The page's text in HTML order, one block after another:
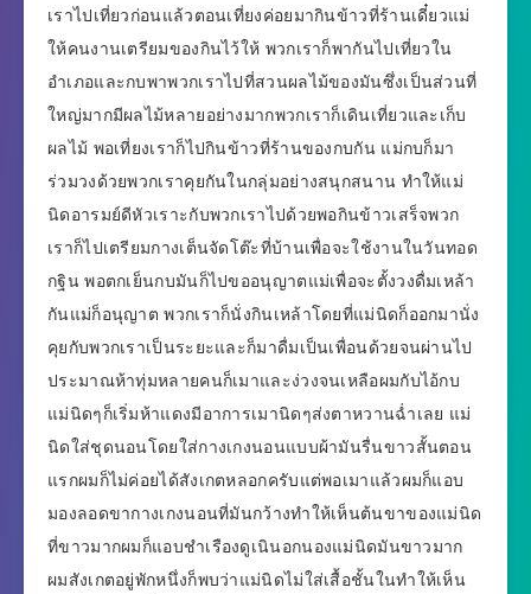
เราไปเที่ยวก่อนแล้วตอนเที่ยงค่อยมากินข้าวที่ร้านเดี๋ยวแม่
ให้คนงานเตรียมของกินไว้ให้ พวกเราก็พากันไปเที่ยวใน
อำเภอและกบพาพวกเราไปที่สวนผลไม้ของมันซึ่งเป็นส่วนที่
ใหญ่มากมีผลไม้หลายอย่างมากพวกเราก็เดินเที่ยวและเก็บ
ผลไม้ พอเที่ยงเราก็ไปกินข้าวที่ร้านของกบกัน แม่กบก็มา
ร่วมวงด้วยพวกเราคุยกันในกลุ่มอย่างสนุกสนาน ทำให้แม่
นิดอารมย์ดีหัวเราะกับพวกเราไปด้วยพอกินข้าวเสร็จพวก
เราก็ไปเตรียมกางเต็นจัดโต๊ะที่บ้านเพื่อจะใช้งานในวันทอด
กฐิน พอตกเย็นกบมันก็ไปขออนุญาตแม่เพื่อจะตั้งวงดื่มเหล้า
กันแม่ก็อนุญาต พวกเราก็นั่งกินเหล้าโดยที่แม่นิดก็ออกมานั่ง
คุยกับพวกเราเป็นระยะและก็มาดื่มเป็นเพื่อนด้วยจนผ่านไป
ประมาณห้าทุ่มหลายคนก็เมาและง่วงจนเหลือผมกับไอ้กบ
แม่นิดๆก็เริ่มห้าแดงมีอาการเมานิดๆส่งตาหวานฉ่ำเลย แม่
นิดใส่ชุดนอนโดยใส่กางเกงนอนแบบผ้ามันรื่นขาวสั้นตอน
แรกผมก็ไม่ค่อยได้สังเกตหลอกครับแต่พอเมาแล้วผมก็แอบ
มองลอดขากางเกงนอนที่มันกว้างทำให้เห็นต้นขาของแม่นิด
ที่ขาวมากผมก็แอบชำเรืองดูเนินอกนองแม่นิดมันขาวมาก
ผมสังเกตอยู่พักหนึ่งก็พบว่าแม่นิดไม่ใส่เสื้อชั้นในทำให้เห็น